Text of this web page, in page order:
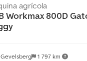
descrição serve apenas
compra. Nossa oferta é,
oficinas parceiras!
1 797 km
agrícola
Workmax 800D